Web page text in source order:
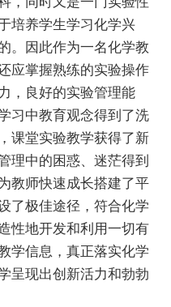
培养学生学习化学兴
。因此作为一名化学教
应掌握熟练的实验操作
，良好的实验管理能
习中教育观念得到了洗
课堂实验教学获得了新
理中的困惑、迷茫得到
教师快速成长搭建了平
了极佳途径，符合化学
性地开发和利用一切有
学信息，真正落实化学
呈现出创新活力和勃勃